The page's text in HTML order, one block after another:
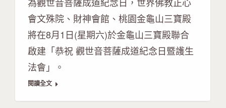
會文殊院、財神會館、桃園金龜山三寶殿
將在8月1日(星期六)於金龜山三寶殿聯合
啟建「恭祝 觀世音菩薩成道紀念日暨護生
法會」。
閱讀全文